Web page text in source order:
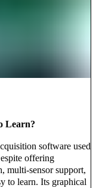
Learn?
software used
offering
multi-sensor support,
to learn. Its graphical